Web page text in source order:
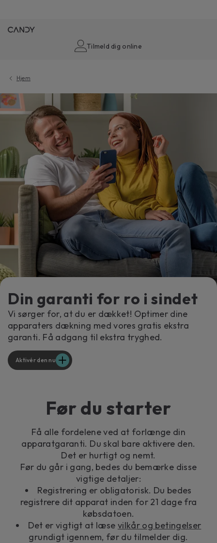
Tilmeld dig online
Hjem
Din garanti for ro i sindet
Vi sørger for, at du er dækket! Optimer dine
apparaters dækning med vores gratis ekstra
garanti. Få adgang til ekstra tryghed.
Aktivér den nu
Før du starter
Få alle fordelene ved at forlænge din
apparatgaranti. Du skal bare aktivere den.
Det er hurtigt og nemt.
Før du går i gang, bedes du bemærke disse
vigtige detaljer:
Registrering er obligatorisk. Du bedes
registrere dit apparat inden for 21 dage fra
købsdatoen.
Det er vigtigt at læse vilkår og betingelser
grundigt igennem, før du tilmelder dig.